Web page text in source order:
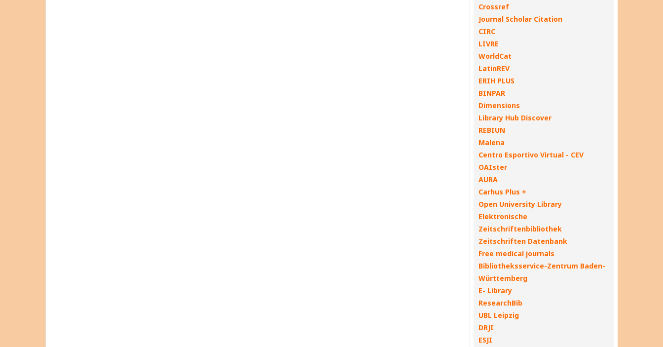
Crossref
Journal Scholar Citation
CIRC
LIVRE
WorldCat
LatinREV
ERIH PLUS
BINPAR
Dimensions
Library Hub Discover
REBIUN
Malena
Centro Esportivo Virtual - CEV
OAIster
AURA
Carhus Plus +
Open University Library
Elektronische
Zeitschriftenbibliothek
Zeitschriften Datenbank
Free medical journals
Bibliotheksservice-Zentrum Baden-
Württemberg
E- Library
ResearchBib
UBL Leipzig
DRJI
ESJI